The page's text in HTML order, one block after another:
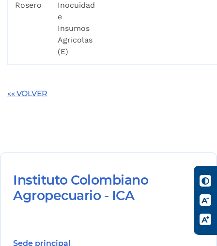
Rosero
Inocuidad
e
Insumos
Agrícolas
(E)
«« VOLVER
Instituto Colombiano
Agropecuario - ICA
Sede principal